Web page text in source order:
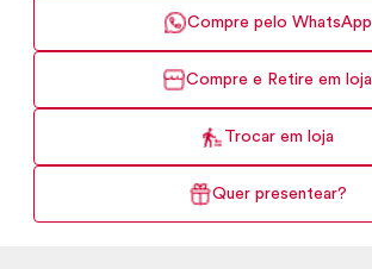
Compre pelo WhatsApp
Compre e Retire em loja
Trocar em loja
Quer presentear?